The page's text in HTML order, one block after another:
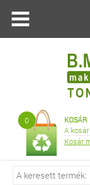
0 KOSÁR
A
Kosár